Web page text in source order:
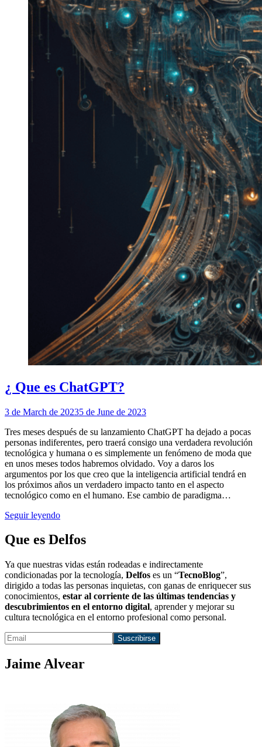
¿ Que es ChatGPT?
3 de March de 20235 de June de 2023
Tres meses después de su lanzamiento ChatGPT ha dejado a pocas
personas indiferentes, pero traerá consigo una verdadera revolución
tecnológica y humana o es simplemente un fenómeno de moda que
en unos meses todos habremos olvidado. Voy a daros los
argumentos por los que creo que la inteligencia artificial tendrá en
los próximos años un verdadero impacto tanto en el aspecto
tecnológico como en el humano. Ese cambio de paradigma…
Seguir leyendo
Que es Delfos
Ya que nuestras vidas están rodeadas e indirectamente
condicionadas por la tecnología, Delfos es un “TecnoBlog”,
dirigido a todas las personas inquietas, con ganas de enriquecer sus
conocimientos, estar al corriente de las últimas tendencias y
descubrimientos en el entorno digital, aprender y mejorar su
cultura tecnológica en el entorno profesional como personal.
Jaime Alvear